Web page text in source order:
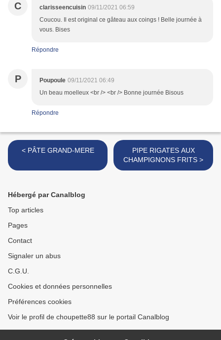
C clarisseencuisin 09/11/2021 06:59
Coucou. Il est original ce gâteau aux coings ! Belle journée à
vous. Bises
Répondre
P Poupoule 09/11/2021 06:49
Un beau moelleux <br /> <br /> Bonne journée Bisous
Répondre
< PÂTE GRAND-MERE
PIPE RIGATES AUX
CHAMPIGNONS FRITS >
Hébergé par Canalblog
Top articles
Pages
Contact
Signaler un abus
C.G.U.
Cookies et données personnelles
Préférences cookies
Voir le profil de choupette88 sur le portail Canalblog